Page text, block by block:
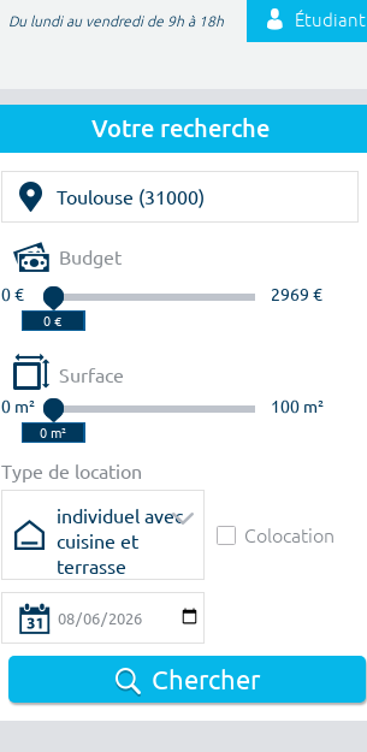
Du lundi au vendredi de 9h à 18h Étudiant
Votre recherche
Budget
0 € 2969 €
Surface
0 m² 100 m²
Type de location
individuel avec
cuisine et
terrasse
Colocation
Chercher